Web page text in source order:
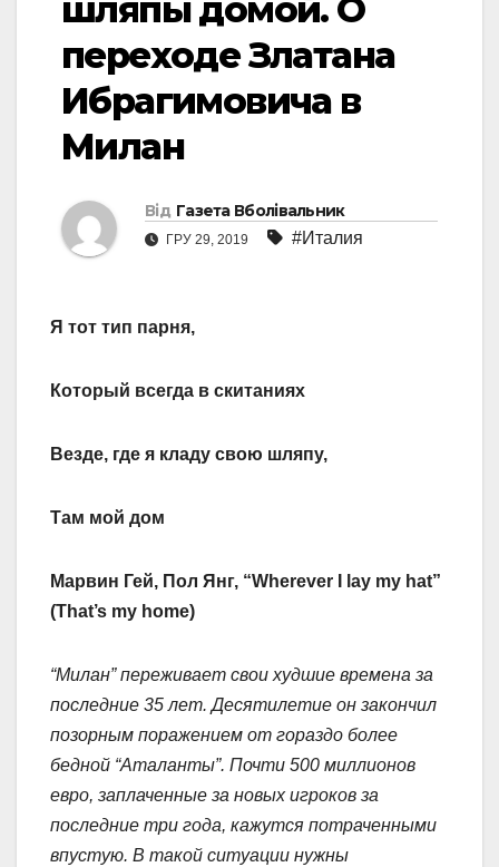
шляпы домой. О
переходе Златана
Ибрагимовича в
Милан
Від Газета Вболівальник
ГРУ 29, 2019 #Италия
Я тот тип парня,
Который всегда в скитаниях
Везде, где я кладу свою шляпу,
Там мой дом
Марвин Гей, Пол Янг, “Wherever I lay my hat”
(That’s my home)
“Милан” переживает свои худшие времена за
последние 35 лет. Десятилетие он закончил
позорным поражением от гораздо более
бедной “Аталанты”. Почти 500 миллионов
евро, заплаченные за новых игроков за
последние три года, кажутся потраченными
впустую. В такой ситуации нужны